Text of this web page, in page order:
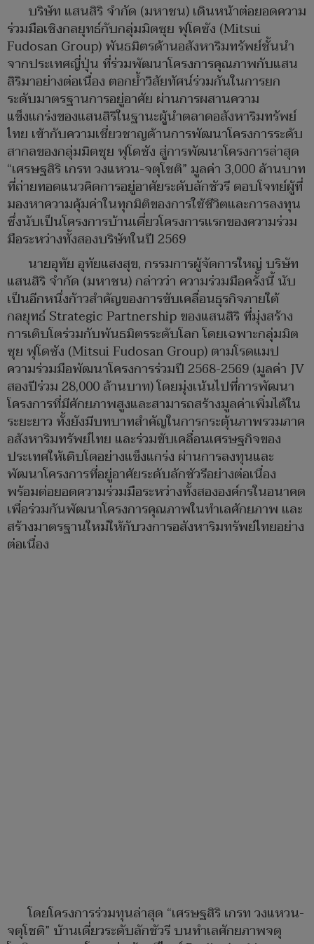
บริษัท แสนสิริ จำกัด (มหาชน) เดินหน้าต่อยอดความ
ร่วมมือเชิงกลยุทธ์กับกลุ่มมิตซุย ฟุโดซัง (Mitsui
Fudosan Group) พันธมิตรด้านอสังหาริมทรัพย์ชั้นนำ
จากประเทศญี่ปุ่น ที่ร่วมพัฒนาโครงการคุณภาพกับแสน
สิริมาอย่างต่อเนื่อง ตอกย้ำวิสัยทัศน์ร่วมกันในการยก
ระดับมาตรฐานการอยู่อาศัย ผ่านการผสานความ
แข็งแกร่งของแสนสิริในฐานะผู้นำตลาดอสังหาริมทรัพย์
ไทย เข้ากับความเชี่ยวชาญด้านการพัฒนาโครงการระดับ
สากลของกลุ่มมิตซุย ฟุโดซัง สู่การพัฒนาโครงการล่าสุด
“เศรษฐสิริ เกรท วงแหวน-จตุโชติ” มูลค่า 3,000 ล้านบาท
ที่ถ่ายทอดแนวคิดการอยู่อาศัยระดับลักชัวรี ตอบโจทย์ผู้ที่
มองหาความคุ้มค่าในทุกมิติของการใช้ชีวิตและการลงทุน
ซึ่งนับเป็นโครงการบ้านเดี่ยวโครงการแรกของความร่วม
มือระหว่างทั้งสองบริษัทในปี 2569
นายอุทัย อุทัยแสงสุข, กรรมการผู้จัดการใหญ่ บริษัท
แสนสิริ จำกัด (มหาชน) กล่าวว่า ความร่วมมือครั้งนี้ นับ
เป็นอีกหนึ่งก้าวสำคัญของการขับเคลื่อนธุรกิจภายใต้
กลยุทธ์ Strategic Partnership ของแสนสิริ ที่มุ่งสร้าง
การเติบโตร่วมกับพันธมิตรระดับโลก โดยเฉพาะกลุ่มมิต
ซุย ฟุโดซัง (Mitsui Fudosan Group) ตามโรดแมป
ความร่วมมือพัฒนาโครงการร่วมปี 2568-2569 (มูลค่า JV
สองปีร่วม 28,000 ล้านบาท) โดยมุ่งเน้นไปที่การพัฒนา
โครงการที่มีศักยภาพสูงและสามารถสร้างมูลค่าเพิ่มได้ใน
ระยะยาว ทั้งยังมีบทบาทสำคัญในการกระตุ้นภาพรวมภาค
อสังหาริมทรัพย์ไทย และร่วมขับเคลื่อนเศรษฐกิจของ
ประเทศให้เติบโตอย่างแข็งแกร่ง ผ่านการลงทุนและ
พัฒนาโครงการที่อยู่อาศัยระดับลักชัวรีอย่างต่อเนื่อง
พร้อมต่อยอดความร่วมมือระหว่างทั้งสององค์กรในอนาคต
เพื่อร่วมกันพัฒนาโครงการคุณภาพในทำเลศักยภาพ และ
สร้างมาตรฐานใหม่ให้กับวงการอสังหาริมทรัพย์ไทยอย่าง
ต่อเนื่อง
โดยโครงการร่วมทุนล่าสุด “เศรษฐสิริ เกรท วงแหวน-
จตุโชติ” บ้านเดี่ยวระดับลักชัวรี บนทำเลศักยภาพจตุ